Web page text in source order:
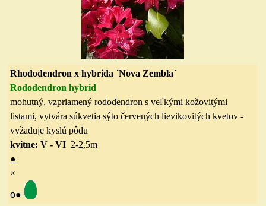
Rhododendron x hybrida ´Nova Zembla´
Rododendron hybrid
mohutný, vzpriamený rododendron s veľkými kožovitými
listami, vytvára súkvetia sýto červených lievikovitých kvetov -
vyžaduje kyslú pôdu
kvitne: V - VI 2-2,5m
●
×
ө●